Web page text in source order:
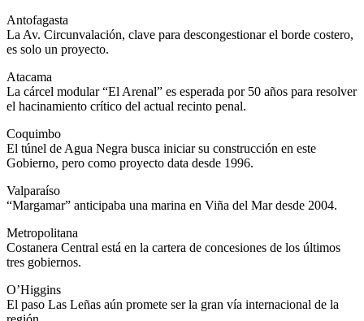
Antofagasta
La Av. Circunvalación, clave para descongestionar el borde costero,
es solo un proyecto.
Atacama
La cárcel modular “El Arenal” es esperada por 50 años para resolver
el hacinamiento crítico del actual recinto penal.
Coquimbo
El túnel de Agua Negra busca iniciar su construcción en este
Gobierno, pero como proyecto data desde 1996.
Valparaíso
“Margamar” anticipaba una marina en Viña del Mar desde 2004.
Metropolitana
Costanera Central está en la cartera de concesiones de los últimos
tres gobiernos.
O’Higgins
El paso Las Leñas aún promete ser la gran vía internacional de la